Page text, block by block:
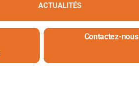
ACTUALITÉS
Contactez-nous